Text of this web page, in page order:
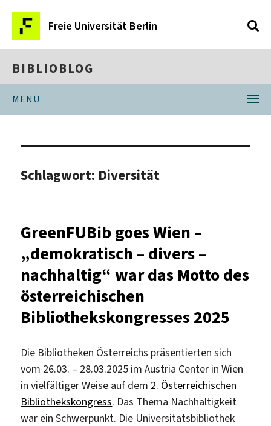
Freie Universität Berlin
BIBLIOBLOG
MENÜ
Schlagwort: Diversität
GreenFUBib goes Wien –
„demokratisch – divers –
nachhaltig“ war das Motto des
österreichischen
Bibliothekskongresses 2025
Die Bibliotheken Österreichs präsentierten sich
vom 26.03. – 28.03.2025 im Austria Center in Wien
in vielfältiger Weise auf dem 2. Österreichischen
Bibliothekskongress. Das Thema Nachhaltigkeit
war ein Schwerpunkt. Die Universitätsbibliothek